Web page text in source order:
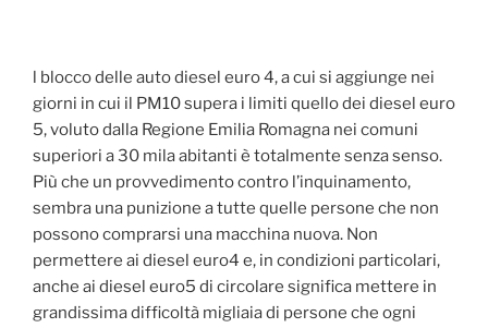
l blocco delle auto diesel euro 4, a cui si aggiunge nei
giorni in cui il PM10 supera i limiti quello dei diesel euro
5, voluto dalla Regione Emilia Romagna nei comuni
superiori a 30 mila abitanti è totalmente senza senso.
Più che un provvedimento contro l’inquinamento,
sembra una punizione a tutte quelle persone che non
possono comprarsi una macchina nuova. Non
permettere ai diesel euro4 e, in condizioni particolari,
anche ai diesel euro5 di circolare significa mettere in
grandissima difficoltà migliaia di persone che ogni